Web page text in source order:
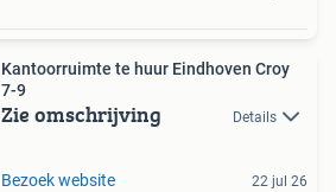
Kantoorruimte te huur Eindhoven Croy
7-9
Zie omschrijving Details
Bezoek website 22 jul 26